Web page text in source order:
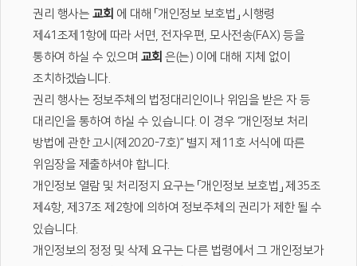
권리 행사는 교회 에 대해 「개인정보 보호법」 시행령
제41조제1항에 따라 서면, 전자우편, 모사전송(FAX) 등을
통하여 하실 수 있으며 교회 은(는) 이에 대해 지체 없이
조치하겠습니다.
권리 행사는 정보주체의 법정대리인이나 위임을 받은 자 등
대리인을 통하여 하실 수 있습니다. 이 경우 “개인정보 처리
방법에 관한 고시(제2020-7호)” 별지 제11호 서식에 따른
위임장을 제출하셔야 합니다.
개인정보 열람 및 처리정지 요구는 「개인정보 보호법」 제35조
제4항, 제37조 제2항에 의하여 정보주체의 권리가 제한 될 수
있습니다.
개인정보의 정정 및 삭제 요구는 다른 법령에서 그 개인정보가